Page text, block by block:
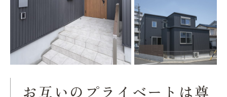
お互いのプライベートは尊